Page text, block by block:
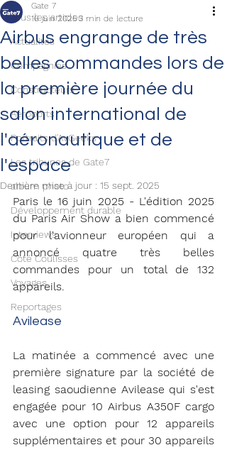
Tous les articles
Actualités
Compagnies
Constructeurs
Aéroports
Portraits d'AvGeeks
Les tribunes de Gate7
album photo
Développement durable
Interviews
Coté Coulisses
Voyages
Reportages
Airbus engrange de très
belles commandes lors de
la première journée du
salon international de
l'aéronautique et de
l'espace
Gate 7
16 juin 20253 min de lecture
Dernière mise à jour : 15 sept. 2025
Paris le 16 juin 2025 - L'édition 2025
du Paris Air Show a bien commencé
pour l'avionneur européen qui a
annoncé quatre très belles
commandes pour un total de 132
appareils.
Avilease
La matinée a commencé avec une
première signature par la société de
leasing saoudienne Avilease qui s'est
engagée pour 10 Airbus A350F cargo
avec une option pour 12 appareils
supplémentaires et pour 30 appareils